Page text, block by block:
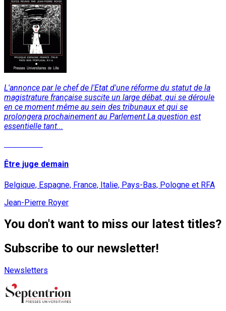
L'annonce par le chef de l'Etat d'une réforme du statut de la
magistrature française suscite un large débat, qui se déroule
en ce moment même au sein des tribunaux et qui se
prolongera prochainement au Parlement.La question est
essentielle tant...
Être juge demain
Belgique, Espagne, France, Italie, Pays-Bas, Pologne et RFA
Jean-Pierre Royer
You don't want to miss our latest titles?
Subscribe to our newsletter!
Newsletters